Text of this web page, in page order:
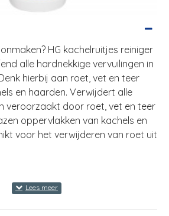
HG kachelruitjes reiniger
alle hardnekkige vervuilingen in
hierbij aan roet, vet en teer
en haarden. Verwijdert alle
veroorzaakt door roet, vet en teer
oppervlakken van kachels en
voor het verwijderen van roet uit